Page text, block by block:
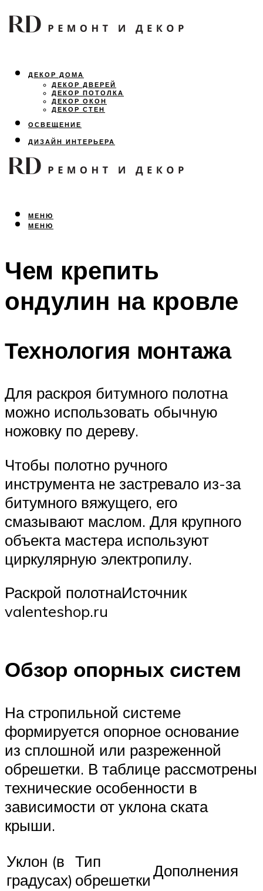
ДЕКОР ДОМА
ДЕКОР ДВЕРЕЙ
ДЕКОР ПОТОЛКА
ДЕКОР ОКОН
ДЕКОР СТЕН
ОСВЕЩЕНИЕ
ДИЗАЙН ИНТЕРЬЕРА
ЛАНДШАФТНЫЙ ДИЗАЙН
ВСЕ ПРО РЕМОНТ
МЕНЮ
МЕНЮ
Чем крепить
ондулин на кровле
Технология монтажа
Для раскроя битумного полотна
можно использовать обычную
ножовку по дереву.
Чтобы полотно ручного
инструмента не застревало из-за
битумного вяжущего, его
смазывают маслом. Для крупного
объекта мастера используют
циркулярную электропилу.
Раскрой полотнаИсточник
valenteshop.ru
Обзор опорных систем
На стропильной системе
формируется опорное основание
из сплошной или разреженной
обрешетки. В таблице рассмотрены
технические особенности в
зависимости от уклона ската
крыши.
Уклон (в
градусах)
Тип
обрешеткиДополнения